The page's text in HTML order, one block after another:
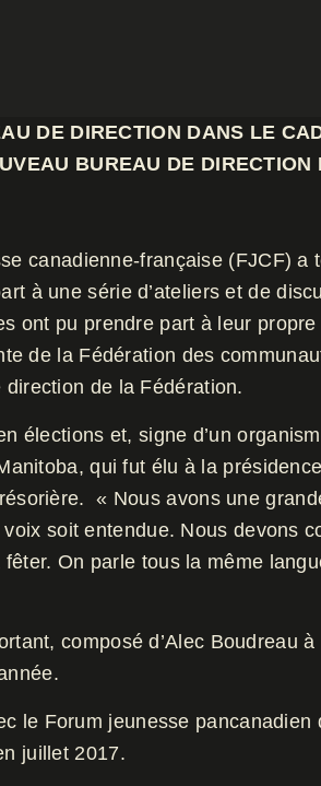
DE DIRECTION DANS LE
BUREAU DE
canadienne-française (FJCF) a
à une série d’ateliers et de
ont pu prendre part à leur
de la Fédération des
de la Fédération.
élections et, signe d’un
qui fut élu à la
« Nous avons une
soit entendue. Nous devons
On parle tous la même
composé d’Alec Boudreau
le Forum jeunesse
juillet 2017.